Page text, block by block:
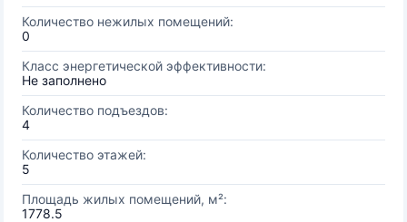
Количество нежилых помещений:
0
Класс энергетической эффективности:
Не заполнено
Количество подъездов:
4
Количество этажей:
5
Площадь жилых помещений, м²:
1778.5